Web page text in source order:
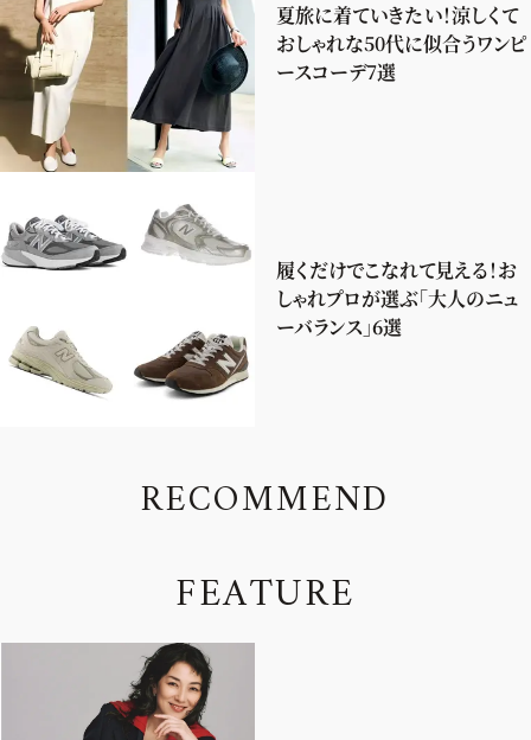
夏旅に着ていきたい！涼しくて
おしゃれな50代に似合うワンピ
ースコーデ7選
履くだけでこなれて見える！お
しゃれプロが選ぶ「大人のニュ
ーバランス」6選
RECOMMEND
FEATURE